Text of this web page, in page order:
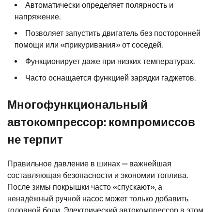
Автоматически определяет полярность и
напряжение.
Позволяет запустить двигатель без посторонней
помощи или «прикуривания» от соседей.
Функционирует даже при низких температурах.
Часто оснащается функцией зарядки гаджетов.
Многофункциональный
автокомпрессор: компромиссов
не терпит
Правильное давление в шинах — важнейшая
составляющая безопасности и экономии топлива.
После зимы покрышки часто «спускают», а
ненадёжный ручной насос может только добавить